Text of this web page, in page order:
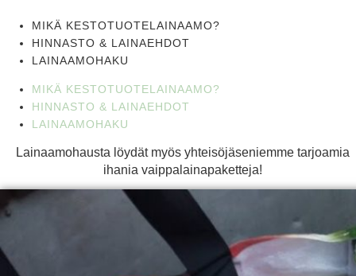
MIKÄ KESTOTUOTELAINAAMO?
HINNASTO & LAINAEHDOT
LAINAAMOHAKU
MIKÄ KESTOTUOTELAINAAMO?
HINNASTO & LAINAEHDOT
LAINAAMOHAKU
Lainaamohausta löydät myös yhteisöjäseniemme tarjoamia
ihania vaippalainapaketteja!